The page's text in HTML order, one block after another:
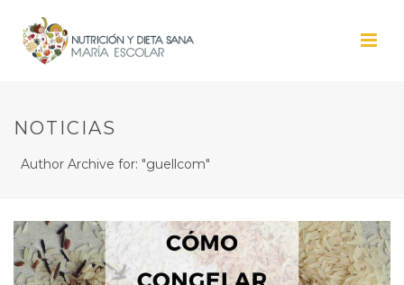
NOTICIAS
Author Archive for: "guellcom"